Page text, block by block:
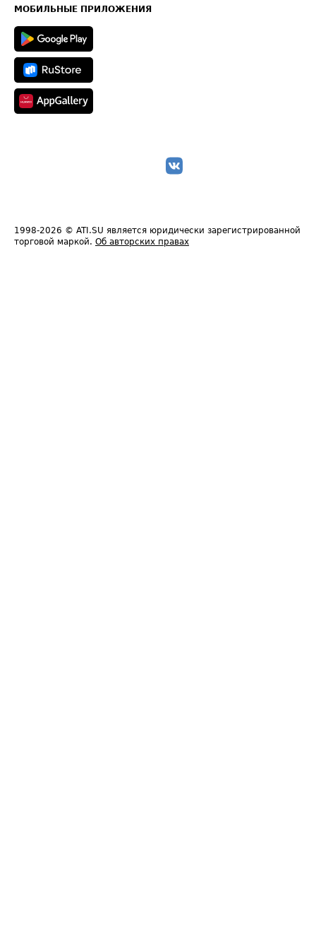
Техническая информация
МОБИЛЬНЫЕ ПРИЛОЖЕНИЯ
1998-2026 © ATI.SU является юридически зарегистрированной
торговой маркой. Об авторских правах